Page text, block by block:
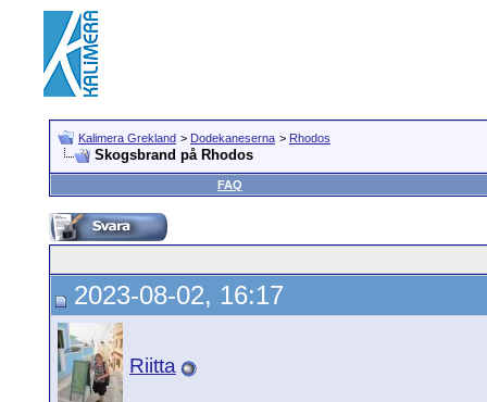
Kalimera Grekland > Dodekaneserna > Rhodos
Skogsbrand på Rhodos
FAQ
2023-08-02, 16:17
Riitta